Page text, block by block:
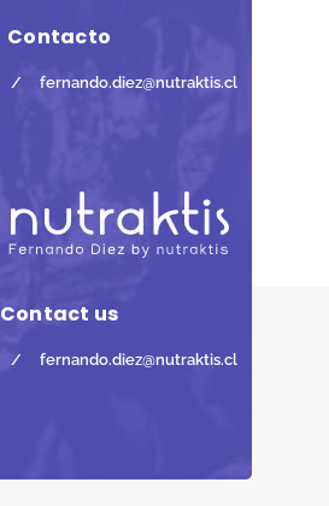
Contacto
/ fernando.diez@nutraktis.cl
Contact us
/ fernando.diez@nutraktis.cl